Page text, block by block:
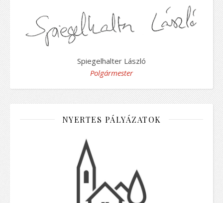
Spiegelhalter László
Polgármester
NYERTES PÁLYÁZATOK